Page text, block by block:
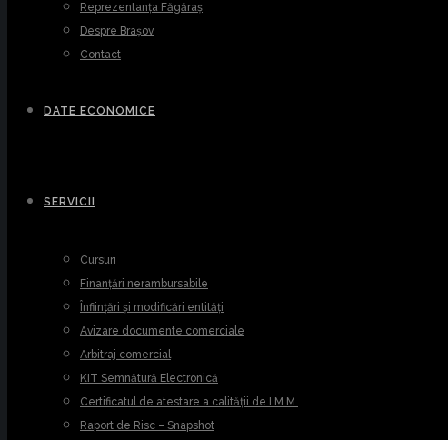
Reprezentanța Făgăraș
Despre Brașov
Contact
DATE ECONOMICE
SERVICII
Cursuri
Finanțări nerambursabile
Înființări și modificări entități
Avizare documente comerciale
Arbitraj comercial
KIT Semnătură Electronică
Certificatul de atestare a calității de I.M.M.
Raport de Risc – Snapshot